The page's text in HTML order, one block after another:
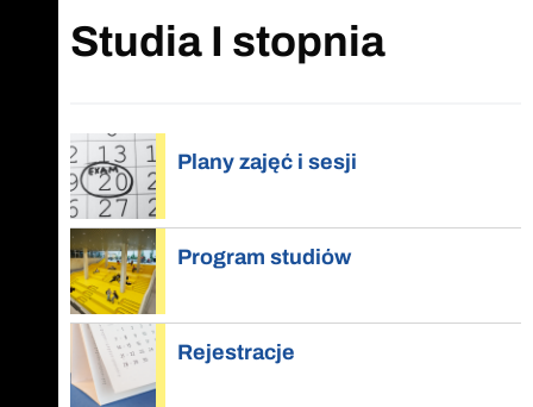
Studia I stopnia
Plany zajęć i sesji
Program studiów
Rejestracje